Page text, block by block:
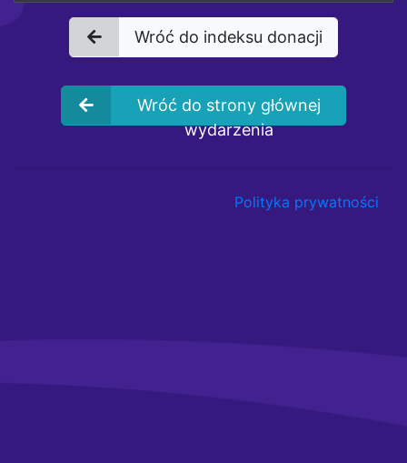
Wróć do indeksu donacji
Wróć do strony głównej
wydarzenia
Polityka prywatności